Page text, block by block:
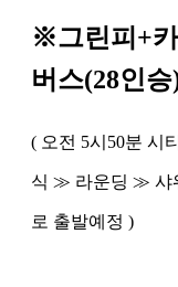
※그린피 +
버스(28인승
( 오전 5시 50분 시
식 ≫ 라운딩 ≫ 샤
로 출발예정 )